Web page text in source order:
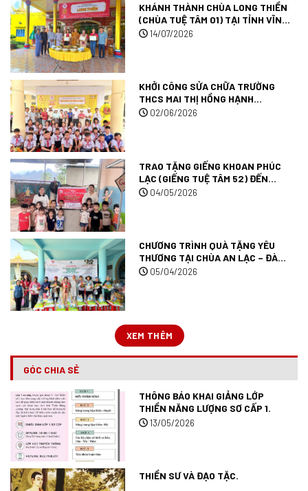
KHÁNH THÀNH CHÙA LONG THIỀN
(CHÙA TUỆ TÂM 01) TẠI TỈNH VĨNH
LONG.
14/07/2026
KHỞI CÔNG SỬA CHỮA TRƯỜNG
THCS MAI THỊ HỒNG HẠNH
(TRƯỜNG TUỆ TÂM 007) TẠI TỈNH
02/06/2026
TRAO TẶNG GIẾNG KHOAN PHÚC
LẠC (GIẾNG TUỆ TÂM 52) ĐẾN
TRƯỜNG MẦM NON MƯỜNG ANH
04/05/2026
CHƯƠNG TRÌNH QUÀ TẶNG YÊU
THƯƠNG TẠI CHÙA AN LẠC – ĐÀ
LẠT.05/04/2026
XEM THÊM
GÓC CHIA SẺ
THÔNG BÁO KHAI GIẢNG LỚP
THIỀN NĂNG LƯỢNG SƠ CẤP 1.
13/05/2026
THIỀN SƯ VÀ ĐẠO TẶC.